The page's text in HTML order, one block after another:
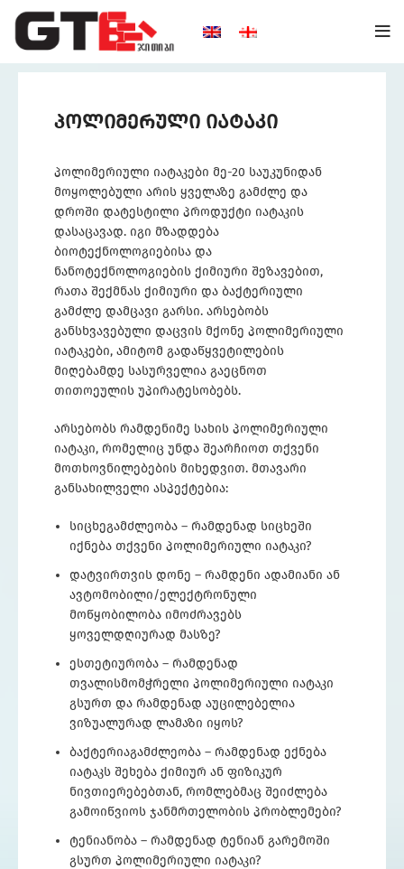
პოლიმერული იატაკი
პოლიმერიული იატაკები მე-20 საუკუნიდან
მოყოლებული არის ყველაზე გამძლე და
დროში დატესტილი პროდუქტი იატაკის
დასაცავად. იგი მზადდება
ბიოტექნოლოგიებისა და
ნანოტექნოლოგიების ქიმიური შეზავებით,
რათა შექმნას ქიმიური და ბაქტერიული
გამძლე დამცავი გარსი. არსებობს
განსხვავებული დაცვის მქონე პოლიმერიული
იატაკები, ამიტომ გადაწყვეტილების
მიღებამდე სასურველია გაეცნოთ
თითოეულის უპირატესობებს.
არსებობს რამდენიმე სახის პოლიმერიული
იატაკი, რომელიც უნდა შეარჩიოთ თქვენი
მოთხოვნილებების მიხედვით. მთავარი
განსახილველი ასპექტებია:
სიცხეგამძლეობა – რამდენად სიცხეში
იქნება თქვენი პოლიმერიული იატაკი?
დატვირთვის დონე – რამდენი ადამიანი ან
ავტომობილი/ელექტრონული
მოწყობილობა იმოძრავებს
ყოველდღიურად მასზე?
ესთეტიურობა – რამდენად
თვალისმომჭრელი პოლიმერიული იატაკი
გსურთ და რამდენად აუცილებელია
ვიზუალურად ლამაზი იყოს?
ბაქტერიაგამძლეობა – რამდენად ექნება
იატაკს შეხება ქიმიურ ან ფიზიკურ
ნივთიერებებთან, რომლებმაც შეიძლება
გამოიწვიოს ჯანმრთელობის პრობლემები?
ტენიანობა – რამდენად ტენიან გარემოში
გსურთ პოლიმერიული იატაკი?